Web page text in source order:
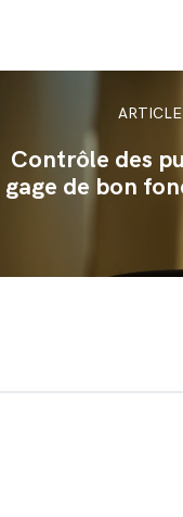
Contrôle des
gage de bon